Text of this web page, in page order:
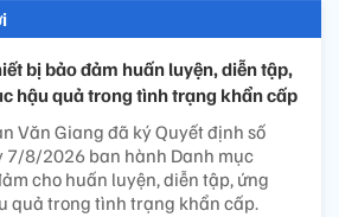
bị bảo đảm huấn luyện, diễn tập,
hậu quả trong tình trạng khẩn cấp
Văn Giang đã ký Quyết định số
7/8/2026 ban hành Danh mục
cho huấn luyện, diễn tập, ứng
quả trong tình trạng khẩn cấp.